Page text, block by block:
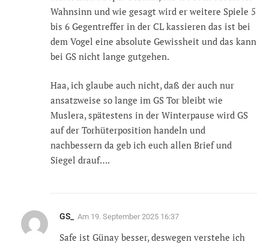
Wahnsinn und wie gesagt wird er weitere Spiele 5
bis 6 Gegentreffer in der CL kassieren das ist bei
dem Vogel eine absolute Gewissheit und das kann
bei GS nicht lange gutgehen.
Haa, ich glaube auch nicht, daß der auch nur
ansatzweise so lange im GS Tor bleibt wie
Muslera, spätestens in der Winterpause wird GS
auf der Torhüterposition handeln und
nachbessern da geb ich euch allen Brief und
Siegel drauf….
GS_ Am 19. September 2025 16:37
Safe ist Günay besser, deswegen verstehe ich